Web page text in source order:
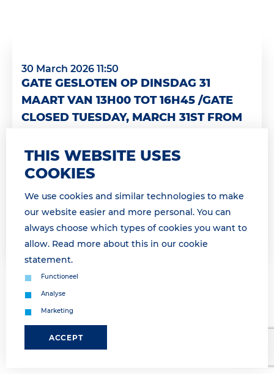
30 March 2026 11:50
GATE GESLOTEN OP DINSDAG 31
MAART VAN 13H00 TOT 16H45 /GATE
CLOSED TUESDAY, MARCH 31ST FROM
Geachte relatie, Landzijdige operatie morgen
onderbroken van 14h00 tot 16h45 Dinsdag 31 maart
mogelijk a.g.v. een vakb...
Lees meer
THIS WEBSITE USES
COOKIES
We use cookies and similar technologies to make
our website easier and more personal. You can
always choose which types of cookies you want to
allow. Read more about this in our cookie
statement.
Functioneel
Analyse
Marketing
ACCEPT